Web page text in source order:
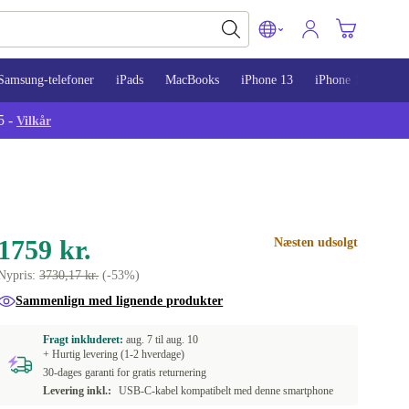
telefoner iPads MacBooks iPhone 13 iPhone 14
- Vilkår
1759 kr.
3730,17 kr.(-53%)
Næsten udsolgt
Sammenlign med lignende produkter
Fragt inkluderet:aug. 7 tilaug. 10
+ Hurtig levering (1-2 hverdage)
30-dages garanti for gratis returnering
Levering inkl.:
USB-C-kabel kompatibelt med denne smartphone